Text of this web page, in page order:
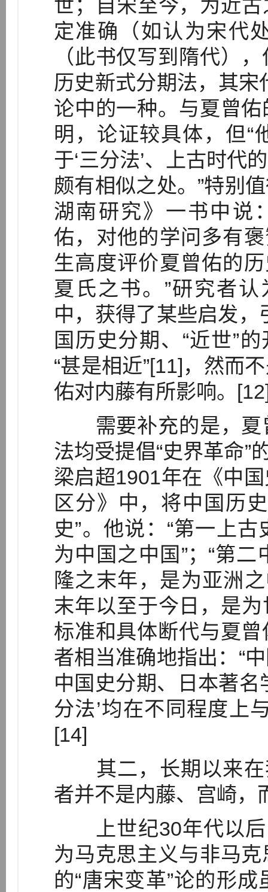
世；自宋至今，为近
定准确（如认为宋代
（此书仅写到隋代）
历史新式分期法，其宋
论中的一种。与夏曾
明，论证较具体，但“
于‘三分法’、上古时代
颇有相似之处。”特别
湖南研究》一书中说
佑，对他的学问多有
生高度评价夏曾佑的
夏氏之书。”研究者
中，获得了某些启发，
国历史分期、“近世”
“甚是相近”[11]，然而
佑对内藤有所影响。
需要补充的是，夏
法均受提倡“史界革命”
梁启超1901年在《中
区分》中，将中国历
史”。他说：“第一上
为中国之中国”；“第
隆之末年，是为亚洲
末年以至于今日，是
标准和具体断代与夏
者相当准确地指出：“
中国史分期、日本著名
分法’均在不同程度上
[14]
其二，长期以来在
者并不是内藤、宫崎，
上世纪30年代以后
为马克思主义与非马
的“唐宋变革”论的形